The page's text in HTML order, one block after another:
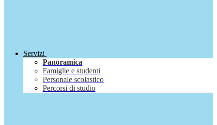
Servizi
Panoramica
Famiglie e studenti
Personale scolastico
Percorsi di studio